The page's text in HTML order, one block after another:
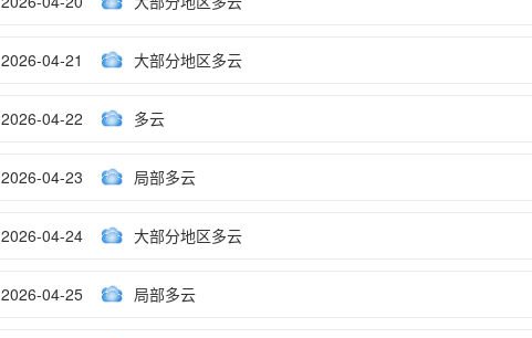
2026-04-21 大部分地区多云
2026-04-22 多云
2026-04-23 局部多云
2026-04-24 大部分地区多云
2026-04-25 局部多云